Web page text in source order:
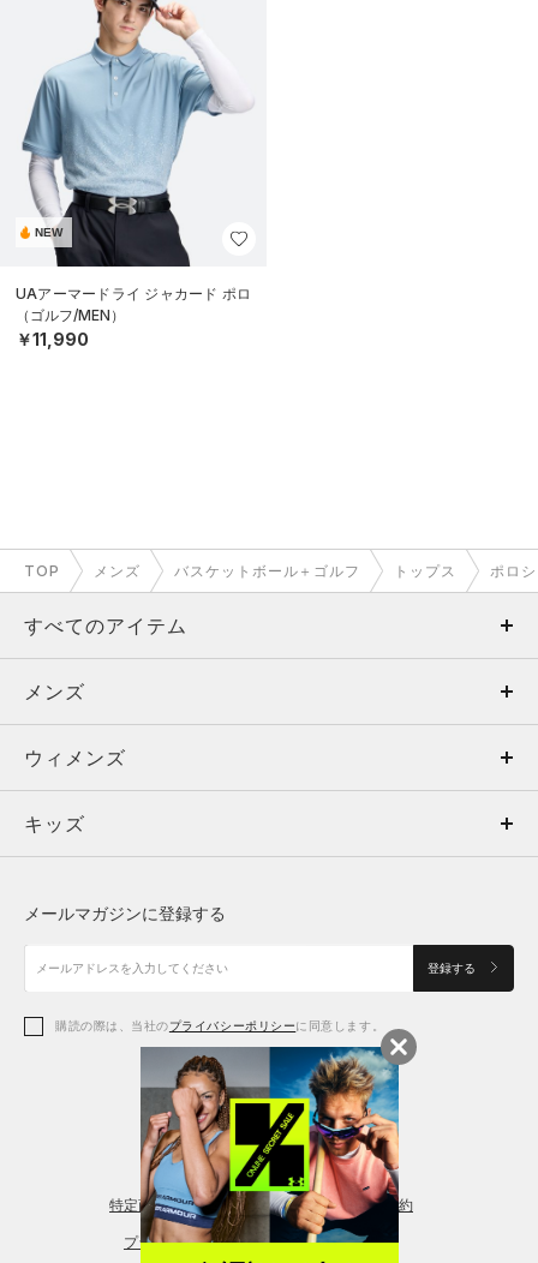
NEW
UAアーマードライ ジャカード ポロ
（ゴルフ/MEN）
￥11,990
TOP メンズ バスケットボール＋ゴルフ トップス ポロ
すべてのアイテム
メンズ
ウィメンズ
キッズ
アクセサリー
メンズ
トップス
ボトムス
アクセサリー
ウィメンズ
トップス
シューズ
アクセサリー
レギンス＆タイツ
キッズ
シューズ
メールマガジンに登録する
登録する
購読の際は、当社のプライバシーポリシーに同意します。
特定商取引法に基づく通販の表記 会員規約
プライバシーポリシー